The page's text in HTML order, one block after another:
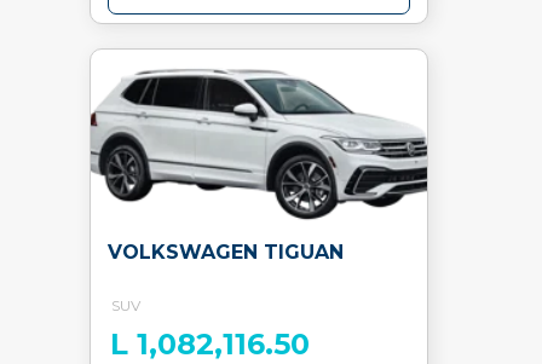
VOLKSWAGEN TIGUAN
SUV
L 1,082,116.50